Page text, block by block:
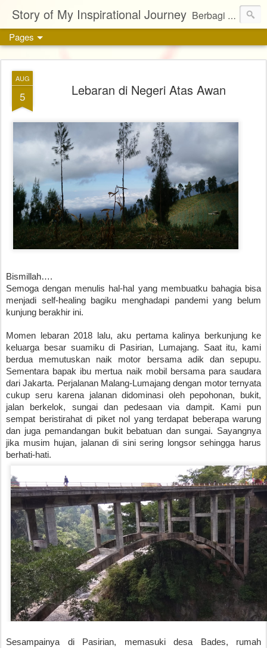
Story of My Inspirational Journey Berbagi kisah, karya, dan inspirasi tentang kehidupan
Pages
AUG
5 Lebaran di Negeri Atas Awan
Bismillah….
Semoga dengan menulis hal-hal yang membuatku bahagia bisa
menjadi self-healing bagiku menghadapi pandemi yang belum
kunjung berakhir ini.
Momen lebaran 2018 lalu, aku pertama kalinya berkunjung ke
keluarga besar suamiku di Pasirian, Lumajang. Saat itu, kami
berdua memutuskan naik motor bersama adik dan sepupu.
Sementara bapak ibu mertua naik mobil bersama para saudara
dari Jakarta. Perjalanan Malang-Lumajang dengan motor ternyata
cukup seru karena jalanan didominasi oleh pepohonan, bukit,
jalan berkelok, sungai dan pedesaan via dampit. Kami pun
sempat beristirahat di piket nol yang terdapat beberapa warung
dan juga pemandangan bukit bebatuan dan sungai. Sayangnya
jika musim hujan, jalanan di sini sering longsor sehingga harus
berhati-hati.
Sesampainya di Pasirian, memasuki desa Bades, rumah